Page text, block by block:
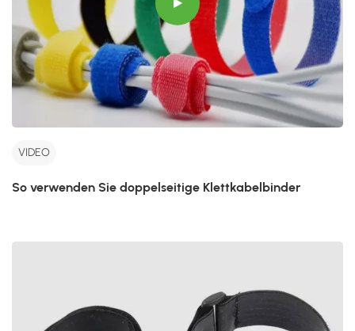
VIDEO
So verwenden Sie doppelseitige Klettkabelbinder